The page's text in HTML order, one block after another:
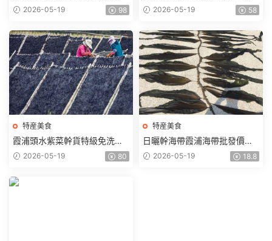
幹海鮮幹貨天然曬幹幹蝦海蝦
2026-05-19 98
天然曬幹幹蝦海蝦幹貨
2026-05-19 58
特産美食
霞浦頭水紫菜幹貨特級免洗無
沙無鹽商用蛋花湯一級純散裝
2026-05-19 80
特産美食
日曬幹海帶霞浦海帶批發價火
鍋食材散裝海帶批發煲湯無沙
2026-05-19 18.8